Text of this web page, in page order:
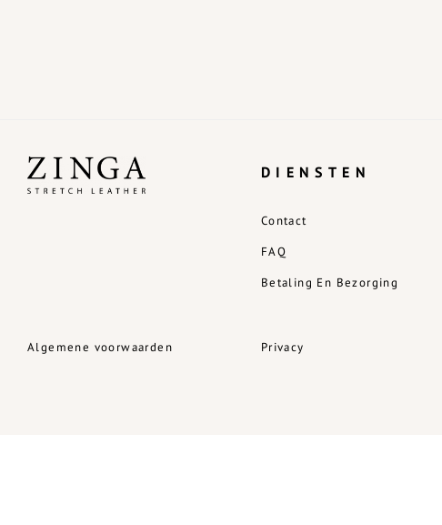
Algemene voorwaarden
DIENSTEN
Contact
FAQ
Betaling En Bezorging
Privacy